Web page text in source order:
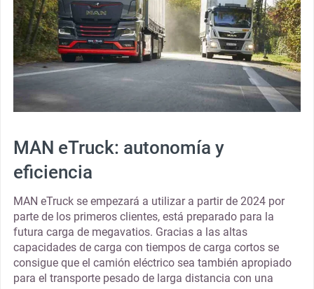
MAN eTruck: autonomía y
eficiencia
MAN eTruck se empezará a utilizar a partir de 2024 por
parte de los primeros clientes, está preparado para la
futura carga de megavatios. Gracias a las altas
capacidades de carga con tiempos de carga cortos se
consigue que el camión eléctrico sea también apropiado
para el transporte pesado de larga distancia con una